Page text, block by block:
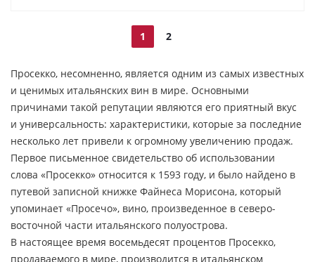
1 2
Просекко, несомненно, является одним из самых известных
и ценимых итальянских вин в мире. Основными
причинами такой репутации являются его приятный вкус
и универсальность: характеристики, которые за последние
несколько лет привели к огромному увеличению продаж.
Первое письменное свидетельство об использовании
слова «Просекко» относится к 1593 году, и было найдено в
путевой записной книжке Файнеса Морисона, который
упоминает «Просечо», вино, произведенное в северо-
восточной части итальянского полуострова.
В настоящее время восемьдесят процентов Просекко,
продаваемого в мире, производится в итальянском